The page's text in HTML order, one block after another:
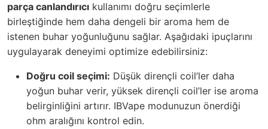
parça canlandırıcı kullanımı doğru seçimlerle
birleştiğinde hem daha dengeli bir aroma hem de
istenen buhar yoğunluğunu sağlar. Aşağıdaki ipuçlarını
uygulayarak deneyimi optimize edebilirsiniz:
Doğru coil seçimi: Düşük dirençli coil’ler daha
yoğun buhar verir, yüksek dirençli coil’ler ise aroma
belirginliğini artırır. IBVape modunuzun önerdiği
ohm aralığını kontrol edin.